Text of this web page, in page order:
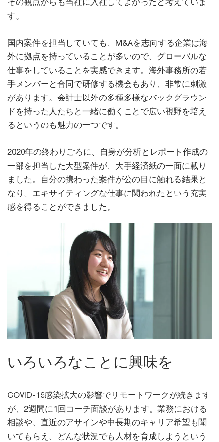
その観点からも当社に入社してよかったと考えていま
す。
国内案件を担当していても、M&Aを志向する企業は海
外に拠点を持っていることが多いので、グローバルな
仕事をしていることを実感できます。海外事務所の若
手メンバーと合同で研修する機会もあり、非常に刺激
があります。会計士以外の多種多様なバックグラウン
ドを持った人たちと一緒に働くことで広い視野を培え
るというのも魅力の一つです。
2020年の終わりごろに、自身が分析とレポート作成の
一部を担当した大型案件が、大手経済紙の一面に載り
ました。自分の携わった案件が公の目に触れる結果と
なり、エキサイティングな仕事に関われたという充実
感を得ることができました。
いろいろなことに興味を
COVID-19感染拡大の影響でリモートワークが続きます
が、2週間に1回コーチ面談があります。業務における
相談や、直近のアサインや中長期のキャリア希望も聞
いてもらえ、どんな状況でも人材を育成しようという